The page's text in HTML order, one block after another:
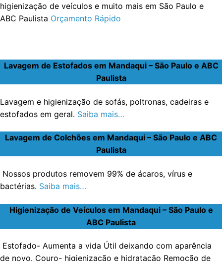
higienização de veículos e muito mais em São Paulo e
ABC Paulista Orçamento Rápido
Lavagem de Estofados em Mandaqui – São Paulo e ABC
Paulista
Lavagem e higienização de sofás, poltronas, cadeiras e
estofados em geral. Saiba mais…
Lavagem de Colchões em Mandaqui – São Paulo e ABC
Paulista
Nossos produtos removem 99% de ácaros, vírus e
bactérias. Saiba mais…
Higienização de Veículos em Mandaqui – São Paulo e
ABC Paulista
Estofado- Aumenta a vida Útil deixando com aparência
de novo. Couro- higienização e hidratação Remoção de